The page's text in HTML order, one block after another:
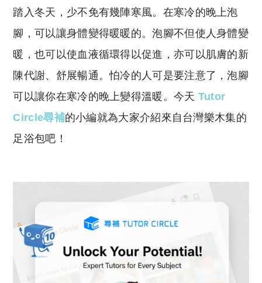
p
y
Li
n
k
at
s
A
p
踏入冬天，少不免有幾陣寒風。在寒冷的晚上泡
腳，可以讓身體變得暖暖的。泡腳不但使人身體變
暖，也可以使血液循環得以促進，亦可以肌膚的新
陳代謝、舒展暢通。怕冷的人可是要注意了，泡腳
可以讓你在寒冷的晚上變得溫暖。今天 Tutor
Circle尋補的小編就為大家介紹來自台灣樂木集的
足浴包吧！